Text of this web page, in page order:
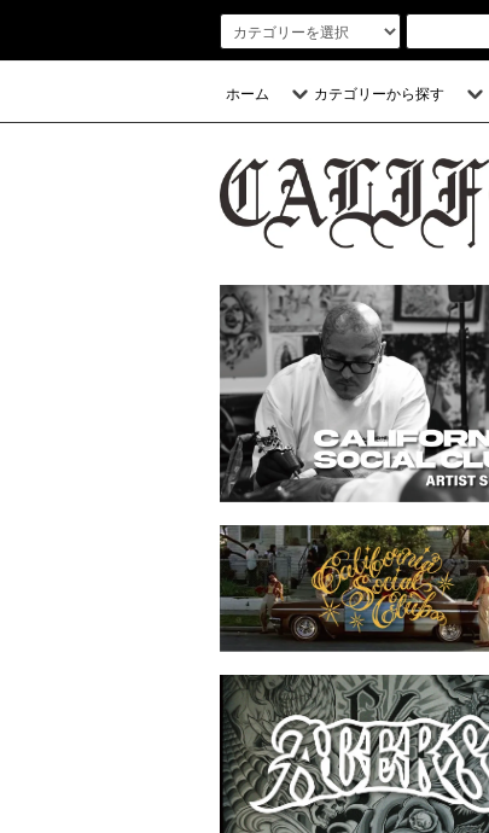
ホーム カテゴリーから探す